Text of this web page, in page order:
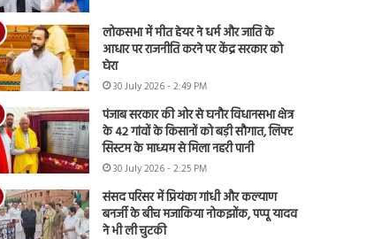
लोकसभा में मीत हेयर ने धर्म और जाति के
आधार पर राजनीति करने पर केंद्र सरकार को
घेरा
30 July 2026 - 2:49 PM
पंजाब सरकार की ओर से घनौर विधानसभा क्षेत्र
के 42 गांवों के किसानों को बड़ी सौगात, लिफ्ट
सिस्टम के माध्यम से मिला नहरी पानी
30 July 2026 - 2:25 PM
संसद परिसर में प्रियंका गांधी और कल्याण
बनर्जी के बीच मजाकिया नोकझोंक, पप्पू यादव
ने भी ली चुटकी